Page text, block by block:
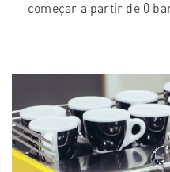
começar a partir de 0